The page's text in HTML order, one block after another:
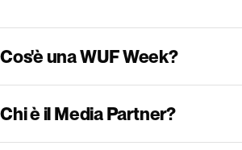
Cos'è una WUF Week?
Chi è il Media Partner?